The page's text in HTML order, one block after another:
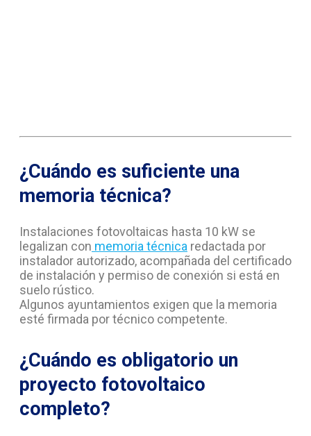
¿Cuándo es suficiente una
memoria técnica?
Instalaciones fotovoltaicas hasta 10 kW se
legalizan con memoria técnica redactada por
instalador autorizado, acompañada del certificado
de instalación y permiso de conexión si está en
suelo rústico.
Algunos ayuntamientos exigen que la memoria
esté firmada por técnico competente.
¿Cuándo es obligatorio un
proyecto fotovoltaico
completo?